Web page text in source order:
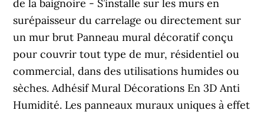
de la baignoire - S’installe sur les murs en
surépaisseur du carrelage ou directement sur
un mur brut Panneau mural décoratif conçu
pour couvrir tout type de mur, résidentiel ou
commercial, dans des utilisations humides ou
sèches. Adhésif Mural Décorations En 3D Anti
Humidité. Les panneaux muraux uniques à effet